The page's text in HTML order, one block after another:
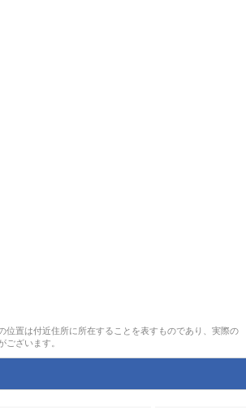
位置は付近住所に所在することを表すものであり、実際の
ございます。